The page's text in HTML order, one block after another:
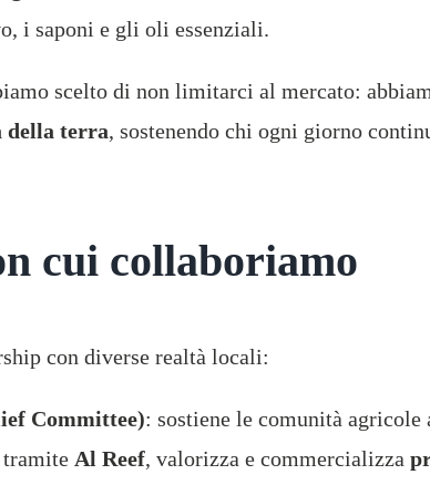
i saponi e gli oli essenziali.
scelto di non limitarci al mercato:
della terra, sostenendo chi ogni giorno
cui collaboriamo
con diverse realtà locali:
Committee): sostiene le comunità
tramite Al Reef, valorizza e commercializza